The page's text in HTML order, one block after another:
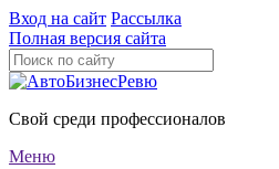
Вход на сайт Рассылка
Полная версия сайта
Свой среди профессионалов
Меню